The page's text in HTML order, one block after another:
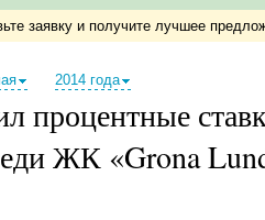
заявку и получите лучшее
2014 года
процентные
ЖК «Grona